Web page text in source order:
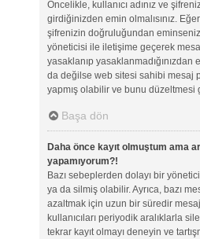
Öncelikle, kullanıcı adınız ve
girdiğinizden emin olmalısınız. Eğer
şifrenizin doğruluğundan
yöneticisi ile iletişime geçerek
yasaklanıp
da değilse web sitesi sahibi mesaj
yapmış olabilir ve bunu düzeltmesi
Başa dön
Daha önce kayıt olmuştum ama
yapamıyorum?!
Bazı sebeplerden dolayı bir
ya da silmiş olabilir. Ayrıca, bazı
azaltmak için uzun bir süredir
kullanıcıları periyodik aralıklarla
tekrar kayıt olmayı deneyin ve